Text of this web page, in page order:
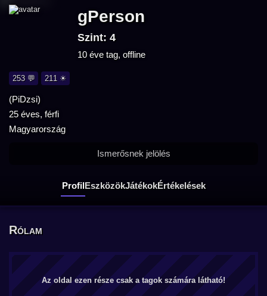
gPerson
Szint: 4
10 éve tag, offline
253 💬 211 ☀
(PiDzsi)
25 éves, férfi
Magyarország
ProfilEszközökJátékokÉrtékelések
Ismerősnek jelölés
Rólam
Az oldal ezen része csak a tagok számára látható!